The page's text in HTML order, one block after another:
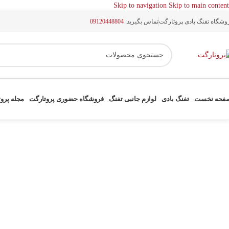
Skip to navigation Skip to main content
تفنگ بادی پروتارگتتماس بگیرید: 09120448804
نخست تفنگ بادی لوازم جانبی تفنگ فروشگاه حضوری پروتارگت مجله